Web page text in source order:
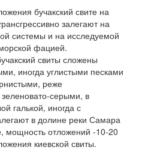
бучакский свите на
залегают на
системы и на исследуемой
фацией.
свиты сложены
иногда углистыми песками
реже
серыми, в
галькой, иногда с
в долине реки Самара
мощность отложений -10-20
киевской свиты.